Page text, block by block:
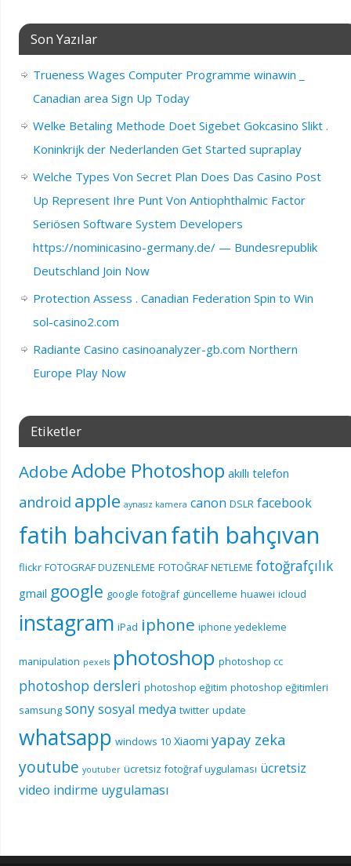
Son Yazılar
Trueness Wages Computer Programme winawin _
Canadian area Sign Up Today
Welke Betaling Methode Doet Sigebet Gokcasino Slikt .
Koninkrijk der Nederlanden Get Started supraplay
Welche Types Von Secret Plan Does Das Casino Post
Up Represent Ihre Punt Von Antiophthalmic Factor
Seriösen Software System Developers
https://nominicasino-germany.de/ — Bundesrepublik
Deutschland Join Now
Protection Assess . Canadian Federation Spin to Win
sol-casino2.com
Radiante Casino casinoanalyzer-gb.com Northern
Europe Play Now
Etiketler
AdobeAdobe Photoshop akıllı telefon
android apple aynasız kamera canon DSLR facebook
fatih bahcivanfatih bahçıvan
flickr FOTOGRAF DUZENLEME FOTOĞRAF NETLEME fotoğrafçılık
gmail google google fotoğraf güncelleme huawei icloud
instagram iPad iphone iphone yedekleme
manipulation pexels photoshop photoshop cc
photoshop dersleri photoshop eğitim photoshop eğitimleri
samsung sony sosyal medya twitter update
whatsapp windows 10 Xiaomi yapay zeka
youtube youtuber ücretsiz fotoğraf uygulaması ücretsiz
video indirme uygulaması